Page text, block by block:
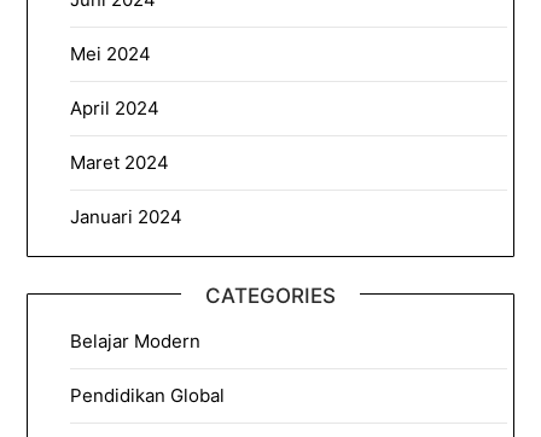
Mei 2024
April 2024
Maret 2024
Januari 2024
CATEGORIES
Belajar Modern
Pendidikan Global